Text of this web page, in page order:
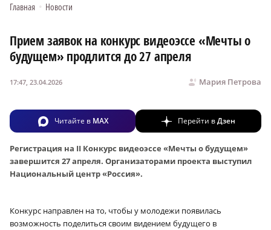
Главная • Новости
Прием заявок на конкурс видеоэссе «Мечты о
будущем» продлится до 27 апреля
Мария Петрова
17:47, 23.04.2026
Читайте в MAX Перейти вДзен
Регистрация на II Конкурс видеоэссе «Мечты о будущем»
завершится 27 апреля. Организаторами проекта выступил
Национальный центр «Россия».
Конкурс направлен на то, чтобы у молодежи появилась
возможность поделиться своим видением будущего в